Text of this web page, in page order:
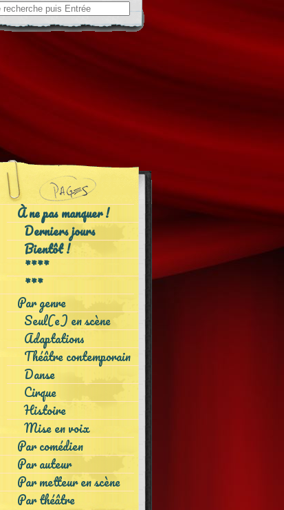
À ne pas manquer !
Derniers jours
Bientôt !
****
***
Par genre
Seul(e) en scène
Adaptations
Théâtre contemporain
Danse
Cirque
Histoire
Mise en voix
Par comédien
Par auteur
Par metteur en scène
Par théâtre